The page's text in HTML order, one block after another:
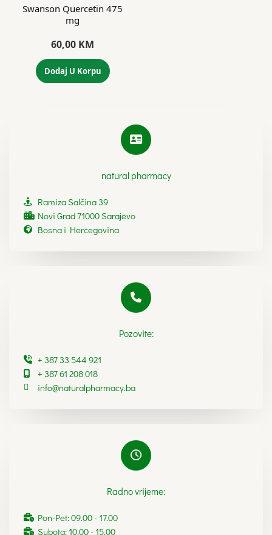
Swanson Quercetin 475
mg
60,00 KM
Dodaj U Korpu
natural pharmacy
Ramiza Salčina 39
Novi Grad 71000 Sarajevo
Bosna i Hercegovina
Pozovite:
+ 387 33 544 921
+ 387 61 208 018
info@naturalpharmacy.ba
Radno vrijeme:
Pon-Pet: 09.00 - 17.00
Subota: 10.00 - 15.00